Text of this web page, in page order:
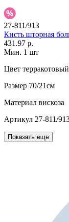
27-811/913
Кисть шторная
431.97 р.
Мин. 1 шт
Цвет терракотовый
Размер 70/21см
Материал вискоза
Артикул 27-811/
Показать еще